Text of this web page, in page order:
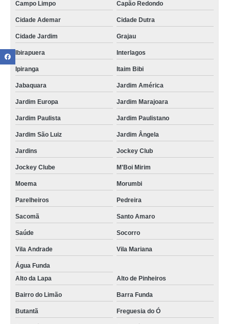
Campo Limpo Capão Redondo
Cidade Ademar Cidade Dutra
Cidade Jardim Grajau
Ibirapuera Interlagos
Ipiranga Itaim Bibi
Jabaquara Jardim América
Jardim Europa Jardim Marajoara
Jardim Paulista Jardim Paulistano
Jardim São Luiz Jardim Ângela
Jardins Jockey Club
Jockey Clube M'Boi Mirim
Moema Morumbi
Parelheiros Pedreira
Sacomã Santo Amaro
Saúde Socorro
Vila Andrade Vila Mariana
Água Funda
Alto da Lapa
Alto de Pinheiros
Bairro do Limão Barra Funda
Butantã Freguesia do Ó